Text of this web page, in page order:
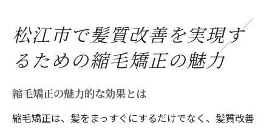
松江市で髪質改善を実現す
るための縮毛矯正の魅力
縮毛矯正の魅力的な効果とは
縮毛矯正は、髪をまっすぐにするだけでなく、髪質改善